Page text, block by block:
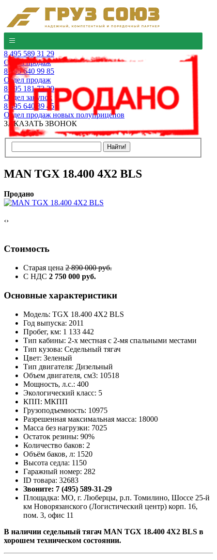
8 495 589 31 29
Отдел продаж
8 495 640 99 85
Отдел продаж
8 495 181 73 29
Отдел закупок
8 495 640 39 45
Отдел продаж новых полуприцепов
ЗАКАЗАТЬ ЗВОНОК
MAN TGX 18.400 4Х2 BLS
Продано
‹›
Стоимость
Старая цена 2 890 000 руб.
С НДС 2 750 000 руб.
Основные характеристики
Модель: TGX 18.400 4Х2 BLS
Год выпуска: 2011
Пробег, км: 1 133 442
Тип кабины: 2-х местная с 2-мя спальными местами
Тип кузова: Седельный тягач
Цвет: Зеленый
Тип двигателя: Дизельный
Объем двигателя, см3: 10518
Мощность, л.с.: 400
Экологический класс: 5
КПП: МКПП
Грузоподъемность: 10975
Разрешенная максимальная масса: 18000
Масса без нагрузки: 7025
Остаток резины: 90%
Количество баков: 2
Объём баков, л: 1520
Высота седла: 1150
Гаражный номер: 282
ID товара: 32683
Звоните: 7 (495) 589-31-29
Площадка: МО, г. Люберцы, р.п. Томилино, Шоссе 25-й
км Новорязанского (Логистический центр) корп. 16,
пом. 3, офис 11
В наличии седельный тягач MAN TGX 18.400 4Х2 BLS в
хорошем техническом состоянии.